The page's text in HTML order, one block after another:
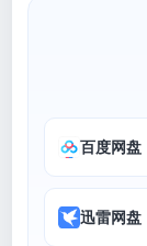
百度网盘
迅雷网盘